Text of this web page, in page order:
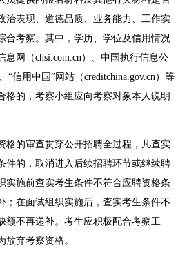
治表现、道德品质、业务能力、工作实
合考察。其中，学历、学位及信用情况
息网（chsi.com.cn）、中国执行信息公
“信用中国”网站（creditchina.gov.cn）等
格的，考察小组应向考察对象本人说明
格的审查贯穿公开招聘全过程，凡查实
件的，取消进入后续招聘环节或继续聘
实施前查实考生条件不符合应聘资格条
；在面试组织实施后，查实考生条件不
额不再递补。考生应积极配合考察工
弃考察资格。